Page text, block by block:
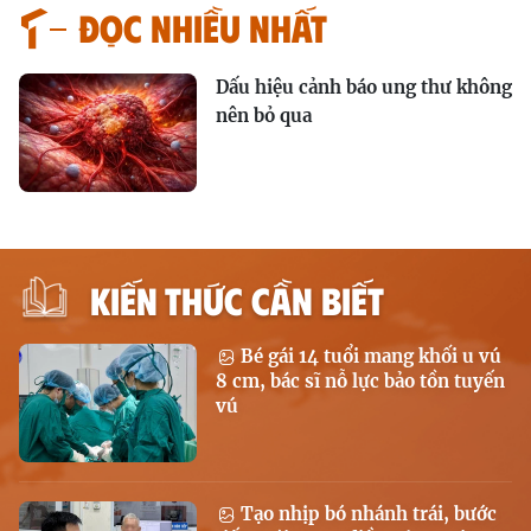
Đọc nhiều nhất
Dấu hiệu cảnh báo ung thư không
nên bỏ qua
KIẾN THỨC CẦN BIẾT
Bé gái 14 tuổi mang khối u vú
8 cm, bác sĩ nỗ lực bảo tồn tuyến
vú
Tạo nhịp bó nhánh trái, bước